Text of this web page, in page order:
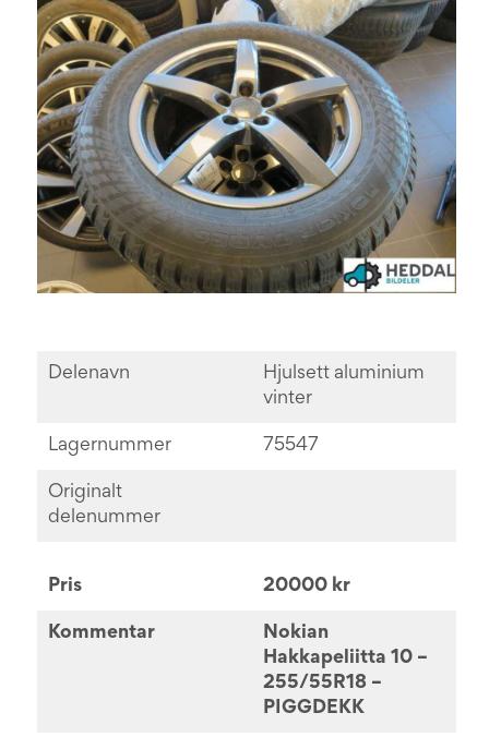
Delenavn
Hjulsett aluminium
vinter
Lagernummer 75547
Originalt
delenummer
Pris 20000 kr
Kommentar
Nokian
Hakkapeliitta 10 –
255/55R18 –
PIGGDEKK